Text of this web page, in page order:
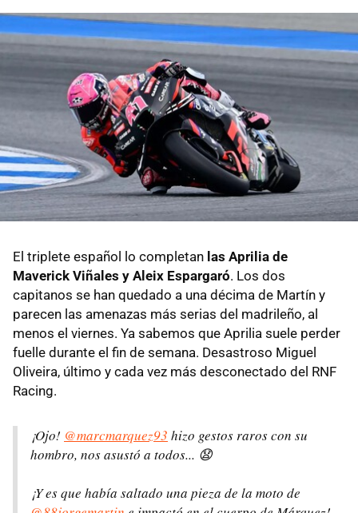
El triplete español lo completan las Aprilia de
Maverick Viñales y Aleix Espargaró. Los dos
capitanos se han quedado a una décima de Martín y
parecen las amenazas más serias del madrileño, al
menos el viernes. Ya sabemos que Aprilia suele perder
fuelle durante el fin de semana. Desastroso Miguel
Oliveira, último y cada vez más desconectado del RNF
Racing.
¡Ojo! @marcmarquez93 hizo gestos raros con su
hombro, nos asustó a todos... 😧
¡Y es que había saltado una pieza de la moto de